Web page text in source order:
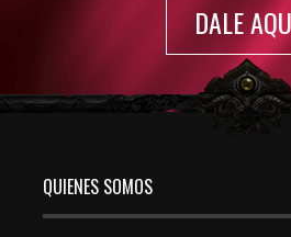
DALE
QUIENES SOMOS